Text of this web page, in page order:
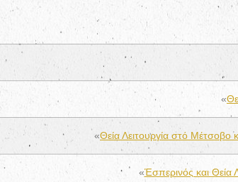
«
«Θεία Λειτουργία στό
«Ἑσπερινός και Θεία